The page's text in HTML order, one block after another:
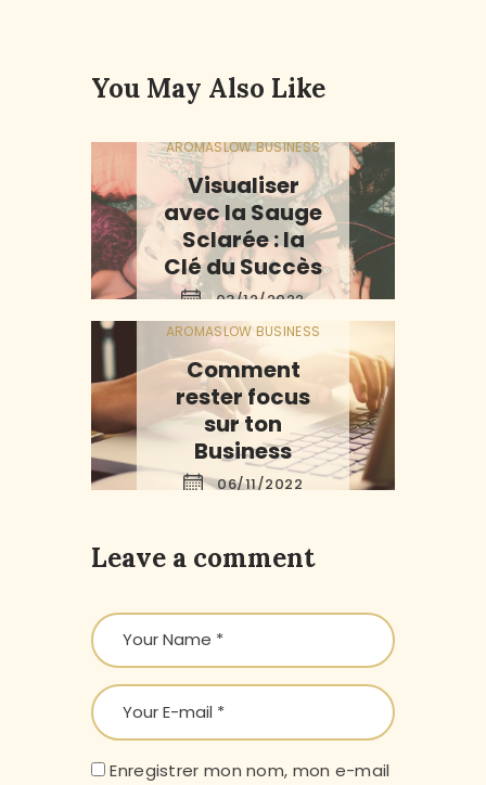
You May Also Like
AROMASLOW BUSINESS
Visualiser
avec la Sauge
Sclarée : la
Clé du Succès
03/12/2022
AROMASLOW BUSINESS
Comment
rester focus
sur ton
Business
06/11/2022
Leave a comment
Enregistrer mon nom, mon e-mail